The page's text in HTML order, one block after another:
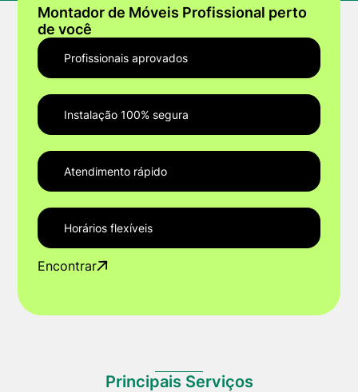
Montador de Móveis Profissional perto
de você
Profissionais aprovados
Instalação 100% segura
Atendimento rápido
Horários flexíveis
Encontrar
Principais Serviços